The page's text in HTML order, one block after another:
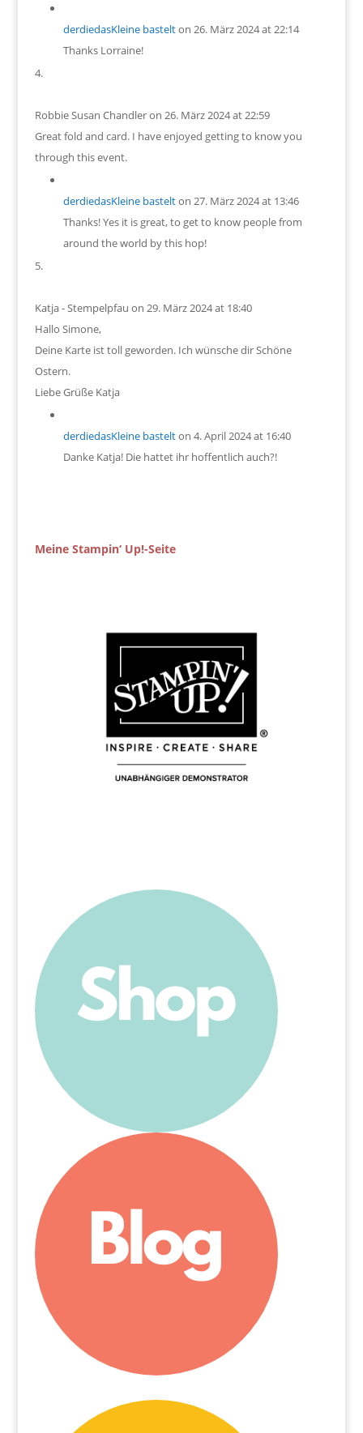
derdiedasKleine bastelton 26. März 2024 at 22:14
Thanks Lorraine!
Robbie Susan Chandleron 26. März 2024 at 22:59
Great fold and card. I have enjoyed getting to know you
through this event.
derdiedasKleine bastelton 27. März 2024 at 13:46
Thanks! Yes it is great, to get to know people from
around the world by this hop!
Katja - Stempelpfau on 29. März 2024 at 18:40
Hallo Simone,
Deine Karte ist toll geworden. Ich wünsche dir Schöne
Ostern.
Liebe Grüße Katja
derdiedasKleine bastelton 4. April 2024 at 16:40
Danke Katja! Die hattet ihr hoffentlich auch?!
Meine Stampin‘ Up!-Seite